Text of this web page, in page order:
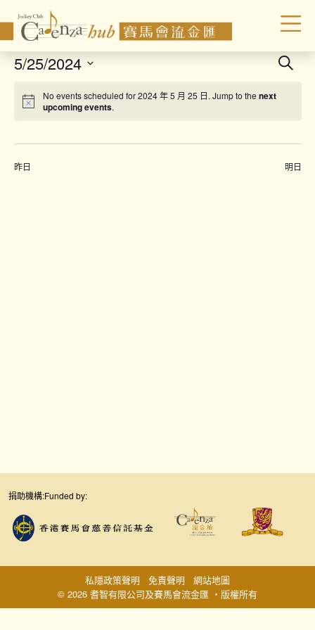
and
Search
5/25/2024
date.
No events scheduled for 2024 年 5 月 25 日. Jump to thenext
upcoming events.
昨日 明日
捐助機構:Funded by:
© 2026 耆智有限公司及賽馬會流金匯 ‧版權所有
私隱政策聲明 免責聲明 網站地圖